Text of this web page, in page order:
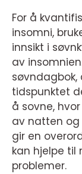
For å
insomni,
innsikt i
av
søvndagbok,
tidspunktet
å sovne,
av natten og
gir en
kan hjelpe til
problemer.